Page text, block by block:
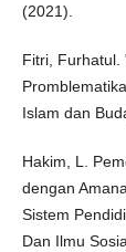
(2021).
Fitri, Furhatul.
Islam dan
Hakim, L.
dengan
Sistem
Dan Ilmu